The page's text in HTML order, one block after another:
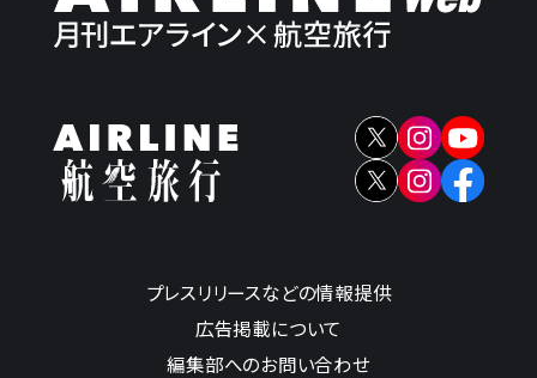
プレスリリースなどの情報提供
広告掲載について
編集部へのお問い合わせ